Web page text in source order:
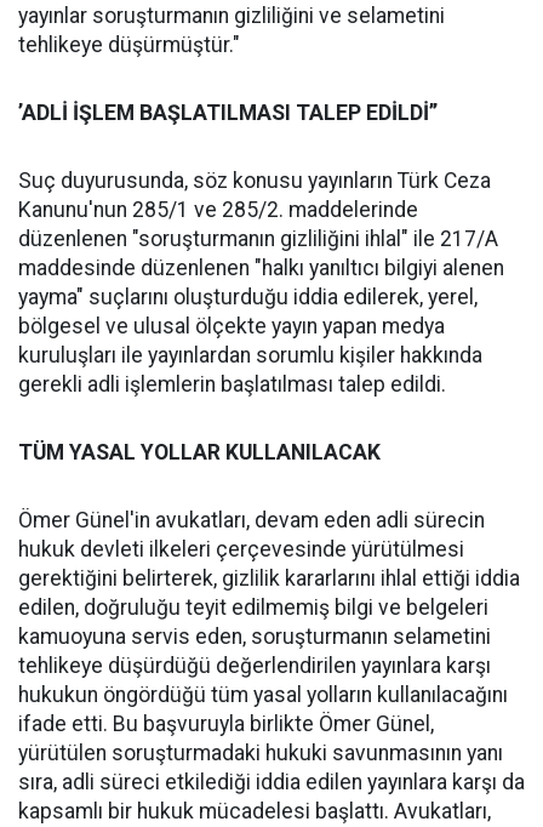
yayınlar soruşturmanın gizliliğini ve selametini
tehlikeye düşürmüştür."
’ADLİ İŞLEM BAŞLATILMASI TALEP EDİLDİ’’
Suç duyurusunda, söz konusu yayınların Türk Ceza
Kanunu'nun 285/1 ve 285/2. maddelerinde
düzenlenen "soruşturmanın gizliliğini ihlal" ile 217/A
maddesinde düzenlenen "halkı yanıltıcı bilgiyi alenen
yayma" suçlarını oluşturduğu iddia edilerek, yerel,
bölgesel ve ulusal ölçekte yayın yapan medya
kuruluşları ile yayınlardan sorumlu kişiler hakkında
gerekli adli işlemlerin başlatılması talep edildi.
TÜM YASAL YOLLAR KULLANILACAK
Ömer Günel'in avukatları, devam eden adli sürecin
hukuk devleti ilkeleri çerçevesinde yürütülmesi
gerektiğini belirterek, gizlilik kararlarını ihlal ettiği iddia
edilen, doğruluğu teyit edilmemiş bilgi ve belgeleri
kamuoyuna servis eden, soruşturmanın selametini
tehlikeye düşürdüğü değerlendirilen yayınlara karşı
hukukun öngördüğü tüm yasal yolların kullanılacağını
ifade etti. Bu başvuruyla birlikte Ömer Günel,
yürütülen soruşturmadaki hukuki savunmasının yanı
sıra, adli süreci etkilediği iddia edilen yayınlara karşı da
kapsamlı bir hukuk mücadelesi başlattı. Avukatları,